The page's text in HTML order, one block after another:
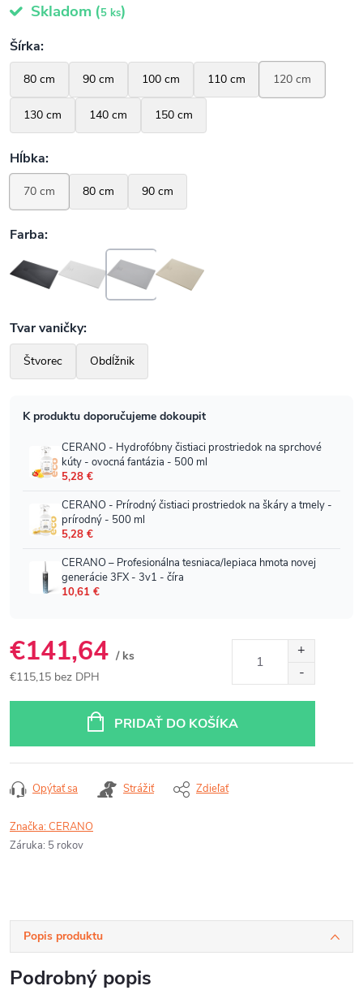
Skladom (5 ks)
€141,64 / ks
€115,15 bez DPH
PRIDAŤ DO KOŠÍKA
Opýtať sa Strážiť Zdieľať
Značka:CERANO
Záruka: 5 rokov
Popis produktu
Podrobný popis